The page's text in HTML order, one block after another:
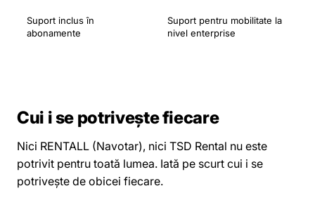
Suport inclus în
abonamente
Suport pentru mobilitate la
nivel enterprise
Cui i se potrivește fiecare
Nici RENTALL (Navotar), nici TSD Rental nu este
potrivit pentru toată lumea. Iată pe scurt cui i se
potrivește de obicei fiecare.